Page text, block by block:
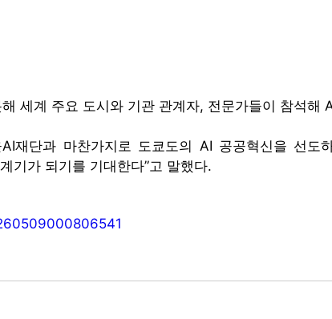
세계 주요 도시와 기관 관계자, 전문가들이 참석해
재단과 마찬가지로 도쿄도의 AI 공공혁신을 선
기가 되기를 기대한다”고 말했다.